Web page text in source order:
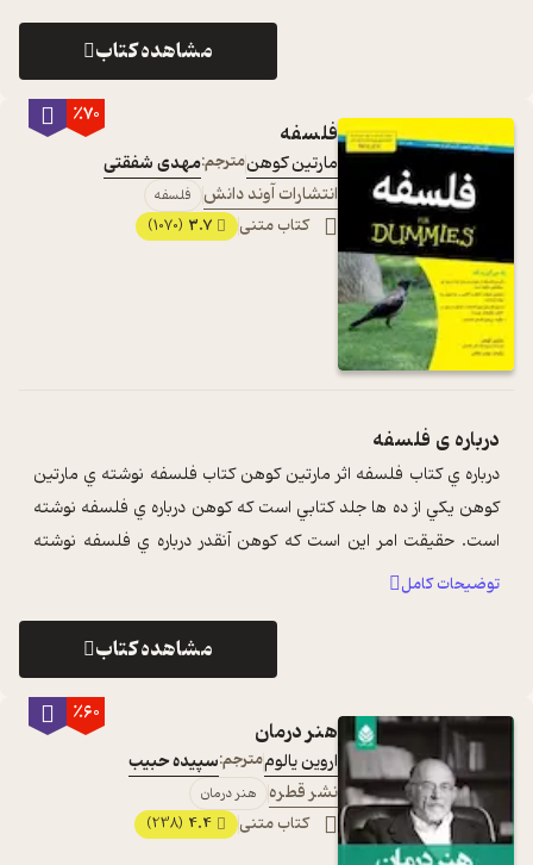
مشاهده کتاب
٪70
فلسفه
مارتین کوهنمترجم:مهدی شفقتی
انتشارات آوند دانش
فلسفه
کتاب متنی 3.7
(1070)
درباره ی فلسفه
درباره ي کتاب فلسفه اثر مارتين کوهن کتاب فلسفه نوشته ي مارتين
کوهن يکي از ده ها جلد کتابي است که کوهن درباره ي فلسفه نوشته
است. حقيقت امر اين است که کوهن آنقدر درباره ي فلسفه نوشته
است که به او لقب ...
توضیحات کامل
مشاهده کتاب
٪60
هنر درمان
اروین یالوممترجم:سپیده حبیب
نشر قطره
هنر درمان
کتاب متنی 4.4
(238)